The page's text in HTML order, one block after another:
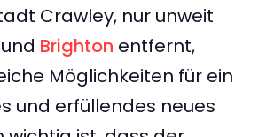
Crawley, nur unweit
und Brighton entfernt,
Möglichkeiten für ein
und erfüllendes neues